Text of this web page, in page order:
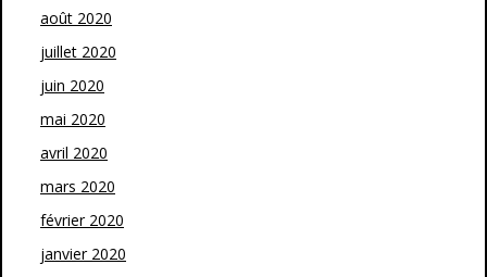
août 2020
juillet 2020
juin 2020
mai 2020
avril 2020
mars 2020
février 2020
janvier 2020